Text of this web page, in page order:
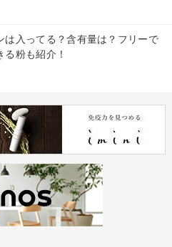
は入ってる？含有量は？フリーで
粉も紹介！